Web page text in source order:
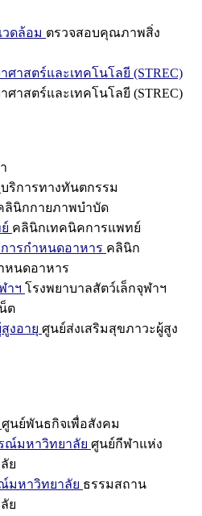
ดล้อม ตรวจสอบคุณภาพสิ่ง
ศาสตร์และเทคโนโลยี (STREC)
ศาสตร์และเทคโนโลยี (STREC)
บริการทางทันตกรรม
ลินิกกายภาพบำบัด
คลินิกเทคนิคการแพทย์
ารกำหนดอาหาร คลินิก
หนดอาหาร
าฯ โรงพยาบาลสัตว์เล็กจุฬาฯ
ต
งอายุ ศูนย์ส่งเสริมสุขภาวะผู้สูง
ศูนย์พันธกิจเพื่อสังคม
ณ์มหาวิทยาลัย ศูนย์กีฬาแห่ง
ย
มหาวิทยาลัย ธรรมสถาน
ย